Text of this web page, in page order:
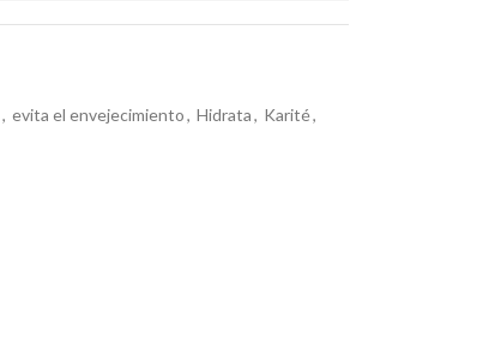
, evita el envejecimiento, Hidrata, Karité,